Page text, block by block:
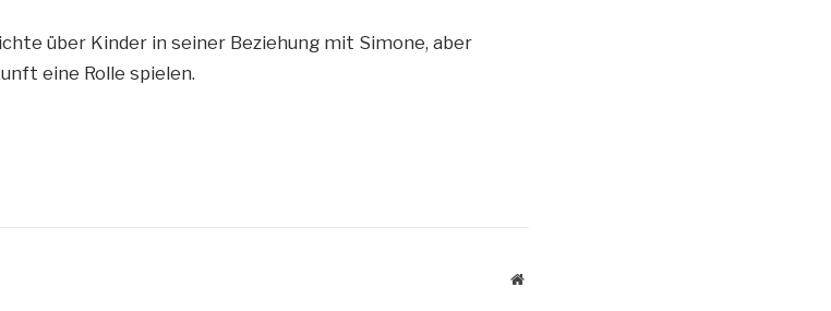
über Kinder in seiner Beziehung mit Simone, aber
eine Rolle spielen.
Website